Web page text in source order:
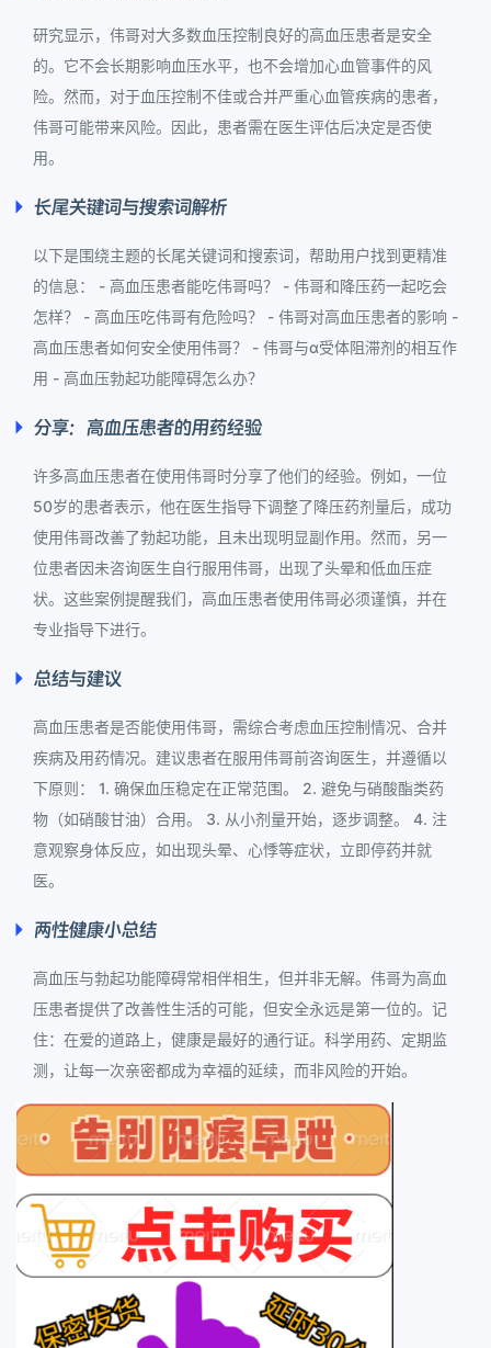
研究显示，伟哥对大多数血压控制良好的高血压患者是安全
的。它不会长期影响血压水平，也不会增加心血管事件的风
险。然而，对于血压控制不佳或合并严重心血管疾病的患者，
伟哥可能带来风险。因此，患者需在医生评估后决定是否使
用。
长尾关键词与搜索词解析
以下是围绕主题的长尾关键词和搜索词，帮助用户找到更精准
的信息： - 高血压患者能吃伟哥吗？ - 伟哥和降压药一起吃会
怎样？ - 高血压吃伟哥有危险吗？ - 伟哥对高血压患者的影响 -
高血压患者如何安全使用伟哥？ - 伟哥与α受体阻滞剂的相互作
用 - 高血压勃起功能障碍怎么办？
分享：高血压患者的用药经验
许多高血压患者在使用伟哥时分享了他们的经验。例如，一位
50岁的患者表示，他在医生指导下调整了降压药剂量后，成功
使用伟哥改善了勃起功能，且未出现明显副作用。然而，另一
位患者因未咨询医生自行服用伟哥，出现了头晕和低血压症
状。这些案例提醒我们，高血压患者使用伟哥必须谨慎，并在
专业指导下进行。
总结与建议
高血压患者是否能使用伟哥，需综合考虑血压控制情况、合并
疾病及用药情况。建议患者在服用伟哥前咨询医生，并遵循以
下原则： 1. 确保血压稳定在正常范围。 2. 避免与硝酸酯类药
物（如硝酸甘油）合用。 3. 从小剂量开始，逐步调整。 4. 注
意观察身体反应，如出现头晕、心悸等症状，立即停药并就
医。
两性健康小总结
高血压与勃起功能障碍常相伴相生，但并非无解。伟哥为高血
压患者提供了改善性生活的可能，但安全永远是第一位的。记
住：在爱的道路上，健康是最好的通行证。科学用药、定期监
测，让每一次亲密都成为幸福的延续，而非风险的开始。